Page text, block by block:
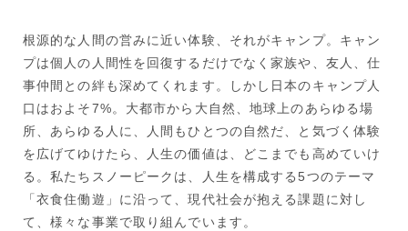
根源的な人間の営みに近い体験、それがキャンプ。キャン
プは個人の人間性を回復するだけでなく家族や、友人、仕
事仲間との絆も深めてくれます。しかし日本のキャンプ人
口はおよそ7%。大都市から大自然、地球上のあらゆる場
所、あらゆる人に、人間もひとつの自然だ、と気づく体験
を広げてゆけたら、人生の価値は、どこまでも高めていけ
る。私たちスノーピークは、人生を構成する5つのテーマ
「衣食住働遊」に沿って、現代社会が抱える課題に対し
て、様々な事業で取り組んでいます。